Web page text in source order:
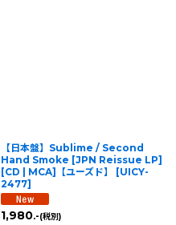
【日本盤】Sublime / Second
Hand Smoke [JPN Reissue LP]
[CD | MCA]【ユーズド】
[UICY-
2477]
1,980.-(税別)